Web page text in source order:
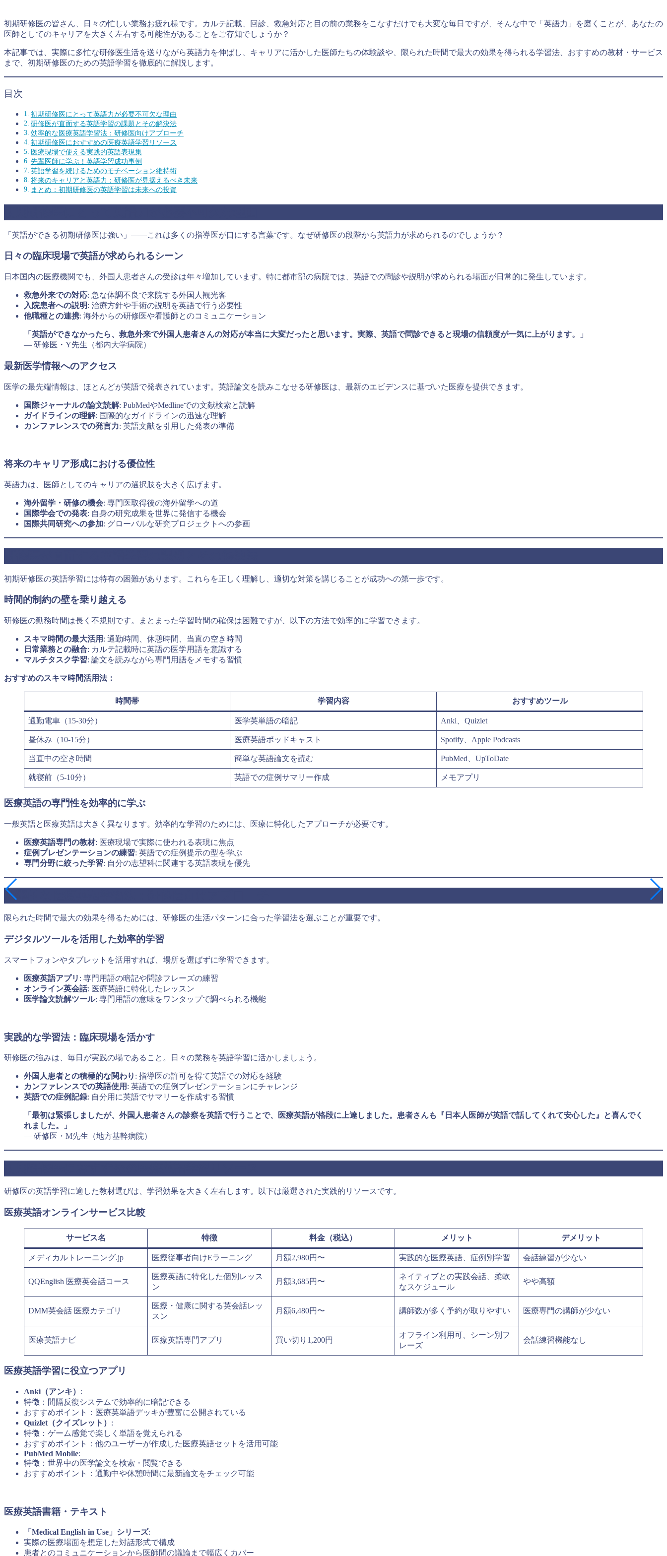
初期研修医の皆さん、日々の忙しい業務お疲れ様です。カルテ記載、回診、救急対応と目の前の業務をこなすだけでも大変な毎日ですが、そんな中で「英語力」を磨くことが、あなたの
医師としてのキャリアを大きく左右する可能性があることをご存知でしょうか？
本記事では、実際に多忙な研修医生活を送りながら英語力を伸ばし、キャリアに活かした医師たちの体験談や、限られた時間で最大の効果を得られる学習法、おすすめの教材・サービス
まで、初期研修医のための英語学習を徹底的に解説します。
目次
初期研修医にとって英語力が必要不可欠な理由
研修医が直面する英語学習の課題とその解決法
効率的な医療英語学習法：研修医向けアプローチ
初期研修医におすすめの医療英語学習リソース
医療現場で使える実践的英語表現集
先輩医師に学ぶ！英語学習成功事例
英語学習を続けるためのモチベーション維持術
将来のキャリアと英語力：研修医が見据えるべき未来
まとめ：初期研修医の英語学習は未来への投資
「英語ができる初期研修医は強い」——これは多くの指導医が口にする言葉です。なぜ研修医の段階から英語力が求められるのでしょうか？
日々の臨床現場で英語が求められるシーン
日本国内の医療機関でも、外国人患者さんの受診は年々増加しています。特に都市部の病院では、英語での問診や説明が求められる場面が日常的に発生しています。
救急外来での対応: 急な体調不良で来院する外国人観光客
入院患者への説明: 治療方針や手術の説明を英語で行う必要性
他職種との連携: 海外からの研修医や看護師とのコミュニケーション
「英語ができなかったら、救急外来で外国人患者さんの対応が本当に大変だったと思います。実際、英語で問診できると現場の信頼度が一気に上がります。」
— 研修医・Y先生（都内大学病院）
最新医学情報へのアクセス
医学の最先端情報は、ほとんどが英語で発表されています。英語論文を読みこなせる研修医は、最新のエビデンスに基づいた医療を提供できます。
国際ジャーナルの論文読解: PubMedやMedlineでの文献検索と読解
ガイドラインの理解: 国際的なガイドラインの迅速な理解
カンファレンスでの発言力: 英語文献を引用した発表の準備
将来のキャリア形成における優位性
英語力は、医師としてのキャリアの選択肢を大きく広げます。
海外留学・研修の機会: 専門医取得後の海外留学への道
国際学会での発表: 自身の研究成果を世界に発信する機会
国際共同研究への参加: グローバルな研究プロジェクトへの参画
初期研修医の英語学習には特有の困難があります。これらを正しく理解し、適切な対策を講じることが成功への第一歩です。
時間的制約の壁を乗り越える
研修医の勤務時間は長く不規則です。まとまった学習時間の確保は困難ですが、以下の方法で効率的に学習できます。
スキマ時間の最大活用 : 通勤時間、休憩時間、当直の空き時間
日常業務との融合: カルテ記載時に英語の医学用語を意識する
マルチタスク学習: 論文を読みながら専門用語をメモする習慣
おすすめのスキマ時間活用法：
時間帯 学習内容 おすすめツール
通勤電車（15-30分） 医学英単語の暗記 Anki、Quizlet
昼休み（10-15分） 医療英語ポッドキャスト Spotify、Apple Podcasts
当直中の空き時間 簡単な英語論文を読む PubMed、UpToDate
就寝前（5-10分） 英語での症例サマリー作成 メモアプリ
医療英語の専門性を効率的に学ぶ
一般英語と医療英語は大きく異なります。効率的な学習のためには、医療に特化したアプローチが必要です。
医療英語専門の教材: 医療現場で実際に使われる表現に焦点
症例プレゼンテーションの練習: 英語での症例提示の型を学ぶ
専門分野に絞った学習: 自分の志望科に関連する英語表現を優先
効率的な医療英語学習法：研修医向けアプローチ
限られた時間で最大の効果を得るためには、研修医の生活パターンに合った学習法を選ぶことが重要です。
デジタルツールを活用した効率的学習
スマートフォンやタブレットを活用すれば、場所を選ばずに学習できます。
医療英語アプリ : 専門用語の暗記や問診フレーズの練習
オンライン英会話: 医療英語に特化したレッスン
医学論文読解ツール: 専門用語の意味をワンタップで調べられる機能
実践的な学習法：臨床現場を活かす
研修医の強みは、毎日が実践の場であること。日々の業務を英語学習に活かしましょう。
外国人患者との積極的な関わり : 指導医の許可を得て英語での対応を経験
カンファレンスでの英語使用 : 英語での症例プレゼンテーションにチャレンジ
英語での症例記録: 自分用に英語でサマリーを作成する習慣
「最初は緊張しましたが、外国人患者さんの診察を英語で行うことで、医療英語が格段に上達しました。患者さんも『日本人医師が英語で話してくれて安心した』と喜んでく
れました。」
— 研修医・M先生（地方基幹病院）
研修医の英語学習に適した教材選びは、学習効果を大きく左右します。以下は厳選された実践的リソースです。
医療英語オンラインサービス比較
サービス名 特徴 料金（税込） メリット デメリット
メディカルトレーニング.jp 医療従事者向けEラーニング 月額2,980円〜 実践的な医療英語、症例別学習 会話練習が少ない
QQEnglish 医療英会話コース
医療英語に特化した個別レッス
ン
月額3,685円〜
ネイティブとの実践会話、柔軟
なスケジュール
やや高額
DMM英会話 医療カテゴリ
医療・健康に関する英会話レッ
スン
月額6,480円〜 講師数が多く予約が取りやすい 医療専門の講師が少ない
医療英語ナビ 医療英語専門アプリ 買い切り1,200円
オフライン利用可、シーン別フ
レーズ
会話練習機能なし
医療英語学習に役立つアプリ
Anki（アンキ） :
特徴：間隔反復システムで効率的に暗記できる
おすすめポイント：医療英単語デッキが豊富に公開されている
Quizlet（クイズレット） :
特徴：ゲーム感覚で楽しく単語を覚えられる
おすすめポイント：他のユーザーが作成した医療英語セットを活用可能
PubMed Mobile:
特徴：世界中の医学論文を検索・閲覧できる
おすすめポイント：通勤中や休憩時間に最新論文をチェック可能
医療英語書籍・テキスト
「Medical English in Use」シリーズ:
実際の医療場面を想定した対話形式で構成
患者とのコミュニケーションから医師間の議論まで幅広くカバー